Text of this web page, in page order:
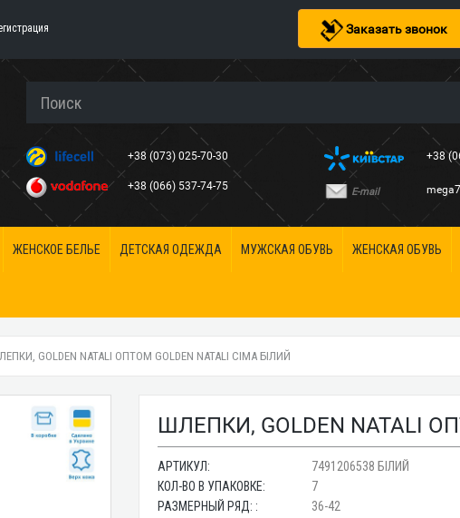
Заказать звонок
+38 (073) 025-70-30
+38 (066) 537-74-75
+38
E-mail
ЖЕНСКОЕ БЕЛЬЕ ДЕТСКАЯ ОДЕЖДА МУЖСКАЯ ОБУВЬ ЖЕНСКАЯ ОБУВЬ
GOLDEN NATALI ОПТОМ GOLDEN NATALI СІМА БІЛИЙ
ШЛЕПКИ, GOLDEN NATALI
АРТИКУЛ:
7491206538 БІЛИЙ
КОЛ-ВО В УПАКОВКЕ:
7
РАЗМЕРНЫЙ РЯД: :
36-42